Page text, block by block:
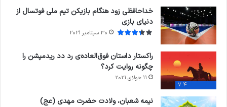
خداحافظی زود هنگام بازیکن تیم ملی فوتسال از
دنیای بازی
30 سپتامبر 2021
7.4
راکستار داستان فوق‌العاده‌ی رد دد ریدمپشن را
چگونه روایت کرد؟
11 جولای 2021
نیمه شعبان، ولادت حضرت مهدی (عج)